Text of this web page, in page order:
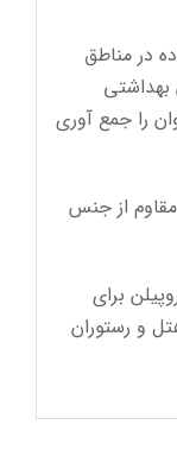
در مناطق
بهداشتی
را جمع آوری
از جنس
برای
و رستوران